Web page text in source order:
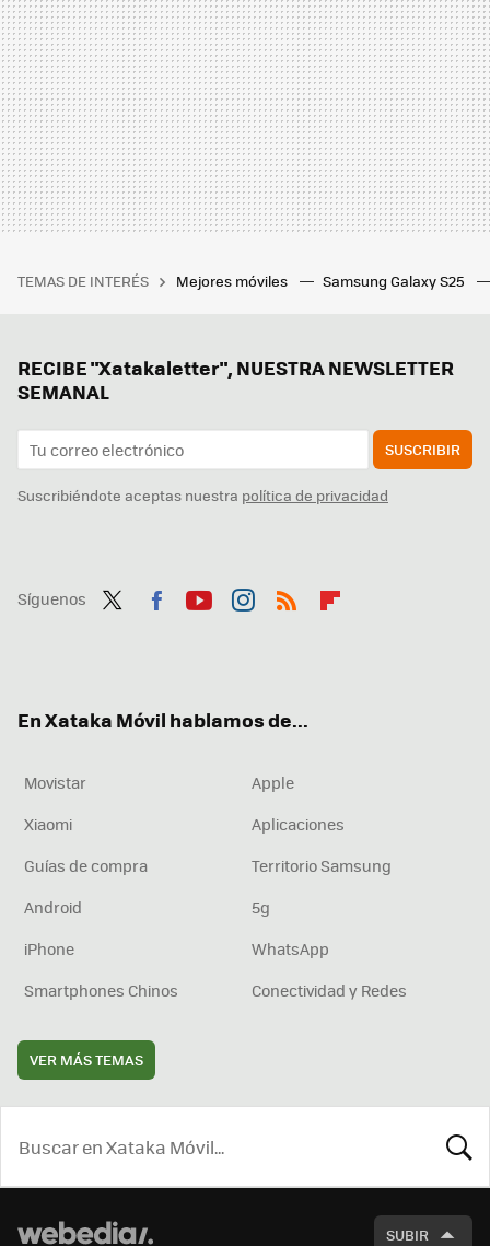
TEMAS DE INTERÉS Mejores móviles Samsung Galaxy S25
RECIBE "Xatakaletter", NUESTRA NEWSLETTER
SEMANAL
SUSCRIBIR
Suscribiéndote aceptas nuestra política de privacidad
Síguenos
En Xataka Móvil hablamos de...
Movistar
Apple
Xiaomi
Aplicaciones
Guías de compra
Territorio Samsung
Android
5g
iPhone
WhatsApp
Smartphones Chinos
Conectividad y Redes
VER MÁS TEMAS
SUBIR